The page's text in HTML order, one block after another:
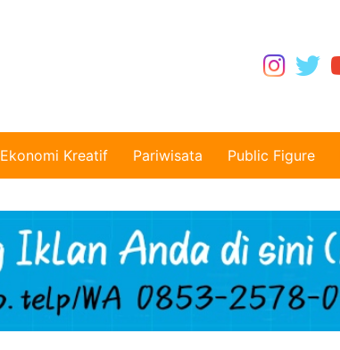
Ekonomi Kreatif Pariwisata Public Figure